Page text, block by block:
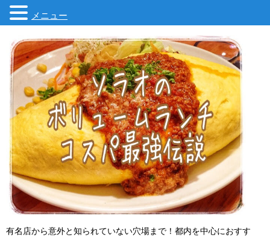
有名店から意外と知られていない穴場まで！都内を中心におすす
メニュー